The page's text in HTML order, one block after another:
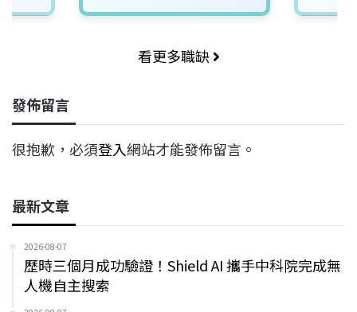
看更多職缺
發佈留言
很抱歉，必須登入網站才能發佈留言。
最新文章
2026-08-07
歷時三個月成功驗證！Shield AI 攜手中科院完成無
人機自主搜索